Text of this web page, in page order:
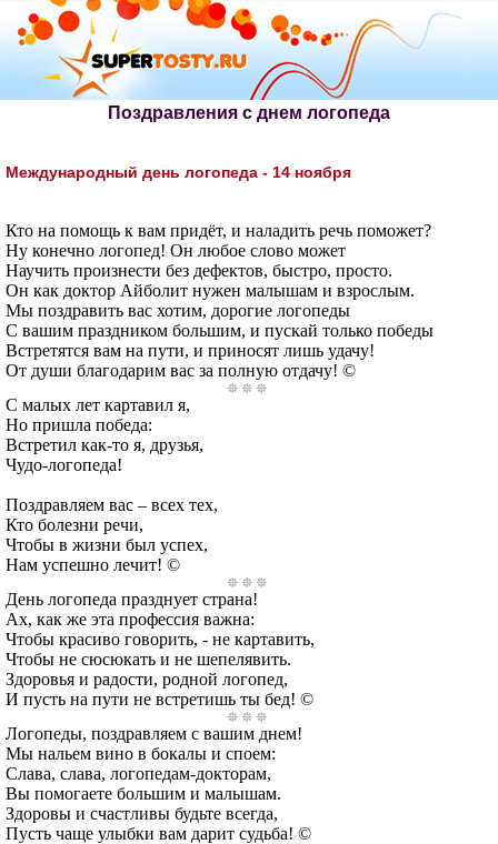
Поздравления с днем логопеда
Международный день логопеда - 14 ноября
Кто на помощь к вам придёт, и наладить речь поможет?
Ну конечно логопед! Он любое слово может
Научить произнести без дефектов, быстро, просто.
Он как доктор Айболит нужен малышам и взрослым.
Мы поздравить вас хотим, дорогие логопеды
С вашим праздником большим, и пускай только победы
Встретятся вам на пути, и приносят лишь удачу!
От души благодарим вас за полную отдачу! ©
С малых лет картавил я,
Но пришла победа:
Встретил как-то я, друзья,
Чудо-логопеда!
Поздравляем вас – всех тех,
Кто болезни речи,
Чтобы в жизни был успех,
Нам успешно лечит! ©
День логопеда празднует страна!
Ах, как же эта профессия важна:
Чтобы красиво говорить, - не картавить,
Чтобы не сюсюкать и не шепелявить.
Здоровья и радости, родной логопед,
И пусть на пути не встретишь ты бед! ©
Логопеды, поздравляем с вашим днем!
Мы нальем вино в бокалы и споем:
Слава, слава, логопедам-докторам,
Вы помогаете большим и малышам.
Здоровы и счастливы будьте всегда,
Пусть чаще улыбки вам дарит судьба! ©